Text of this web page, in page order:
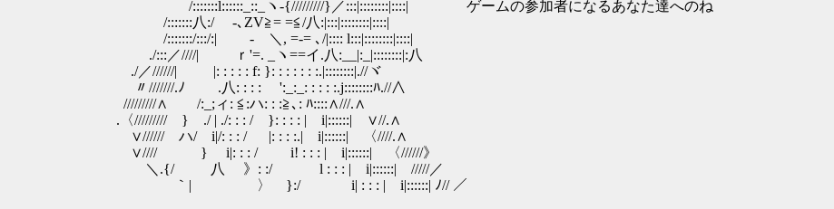
/:::::::l::::::_::_ヽ-{/////////}／:::|::::::::|::::| ゲームの参加者になるあなた達へのね
/:::::::八:/ ‐､ZV≧= =≦/八:|:::|::::::::|::::|
/:::::::/:::/:| ‐ゞ＼, =-= ､/|:::: l:::|::::::::|::::|
./:::／////| ｒ'=. _ヽ==イ.八:__|:_|::::::::|:八
./／//////| |: : : : : f: }: : : : : : :.|::::::::|.//ヾ
〃///////.ﾉ .八: : : : ゞ':_:_: : : : :.j::::::::ﾊ.//∧
/////////∧ /:_;ィ: ≦:ハ: : :≧､: ﾊ::::∧///.∧
.〈///////// } ./ | ./: : : / }: : : : | i|::::::| ∨//.∧
∨////// ハ/ i|/: : : / |: : : :.| i|::::::| 〈////.∧
∨//// } i|: : : / i! : : : | i|::::::| 〈//////》
＼.{/ 八 》: :/ l : : : | i|::::::| /////／
｀| 〉 }:/ i| : : : | i|::::::| ﾉ// ／